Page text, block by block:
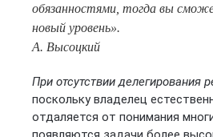
обязанностями, тогда вы
новый уровень».
А. Высоцкий
При отсутствии делегирования
поскольку владелец
отдаляется от понимания